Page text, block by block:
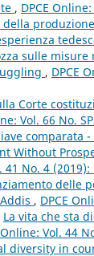
, DPCE
della
sulle
, DPCE
Corte
Vol. 66 No.
comparata -
Without
41 No. 4
delle
, DPCE
La vita che sta
Online: Vol. 44
diversity in